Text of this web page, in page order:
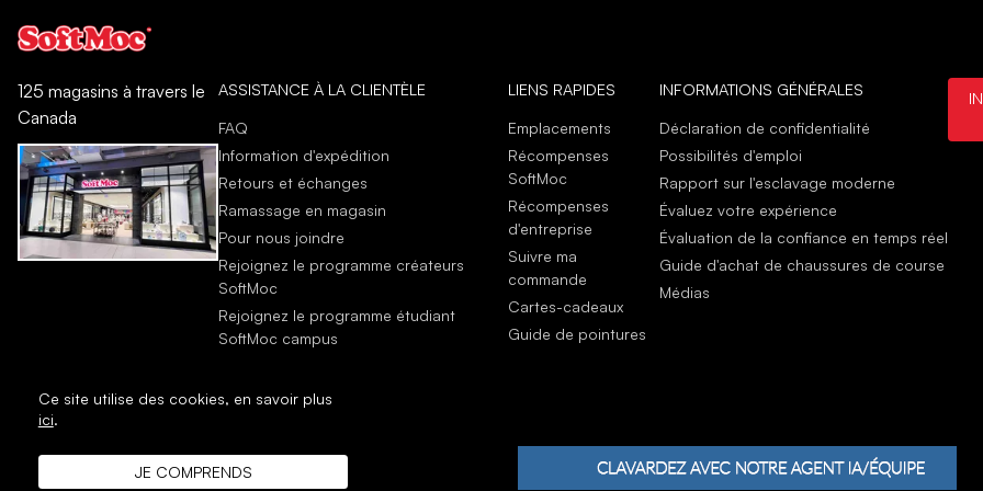
Ce site utilise des cookies, en savoir plus
ici.
JE COMPRENDS
125 magasins à travers le
Canada
ASSISTANCE À LA CLIENTÈLE
FAQ
Information d'expédition
Retours et échanges
Ramassage en magasin
Pour nous joindre
Rejoignez le programme créateurs
SoftMoc
Rejoignez le programme étudiant
SoftMoc campus
LIENS RAPIDES
Emplacements
Récompenses
SoftMoc
Récompenses
d'entreprise
Suivre ma
commande
Cartes-cadeaux
Guide de pointures
INFORMATIONS GÉNÉRALES
Déclaration de confidentialité
Possibilités d'emploi
Rapport sur l'esclavage moderne
Évaluez votre expérience
Évaluation de la confiance en temps réel
Guide d'achat de chaussures de course
Médias